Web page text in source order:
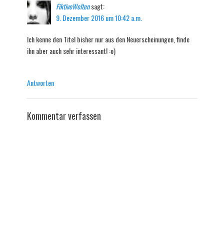
FiktiveWeltensagt:
9. Dezember 2016 um 10:42 a.m.
Ich kenne den Titel bisher nur aus den Neuerscheinungen, finde
ihn aber auch sehr interessant! :o)
Antworten
Kommentar verfassen